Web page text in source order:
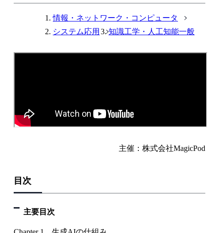
情報・ネットワーク・コンピュータ
システム応用
知識工学・人工知能一般
主催：株式会社MagicPod
目次
主要目次